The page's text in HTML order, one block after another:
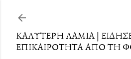
ΚΑΛΎΤΕΡΗ ΛΑΜΊΑ |
ΕΠΙΚΑΙΡΌΤΗΤΑ ΑΠΌ ΤΗ